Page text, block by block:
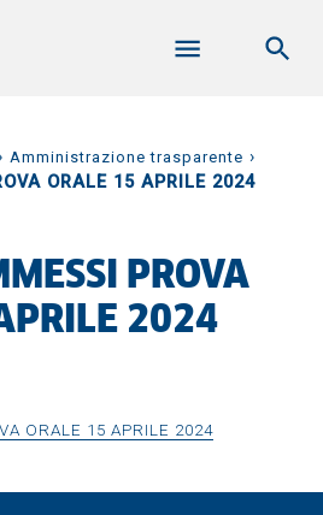
Amministrazione trasparente ›
ORALE 15 APRILE 2024
PROVA
2024
ORALE 15 APRILE 2024